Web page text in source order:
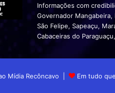
Informações com
Governador
São Felipe, Sapeaçu,
Cabaceiras do
Mídia Recôncavo | Em tudo